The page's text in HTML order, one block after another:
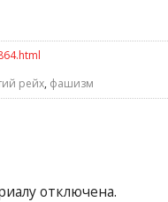
рейх, фашизм
отключена.